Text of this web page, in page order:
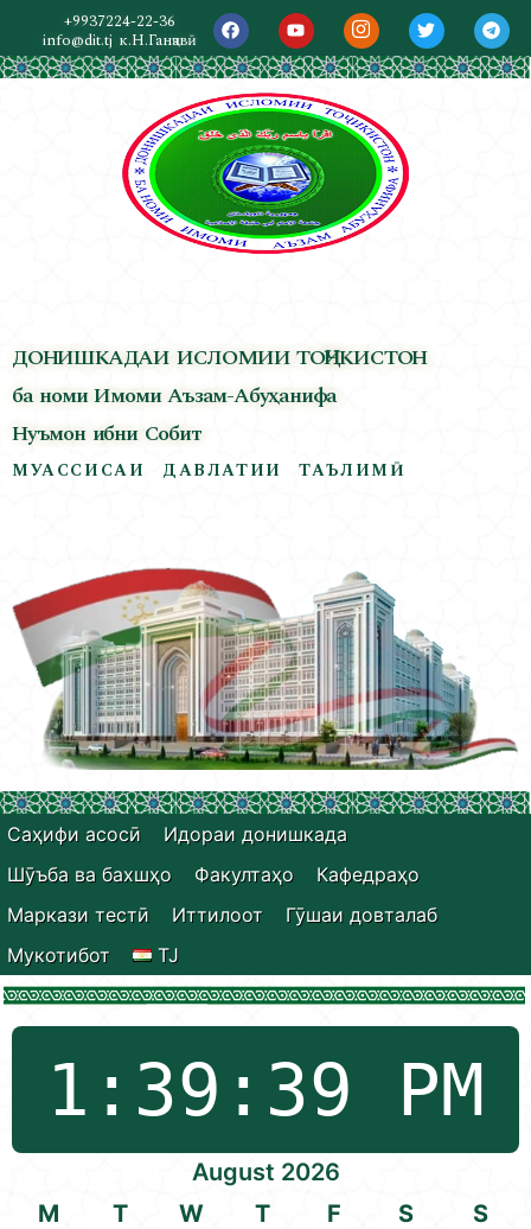
+9937224-22-36
info@dit.tj к.Н.Ганҷавӣ
ДОНИШКАДАИ ИСЛОМИИ ТОҶИКИСТОН
ба номи Имоми Аъзам-Абуҳанифа
Нуъмон ибни Собит
МУАССИСАИ ДАВЛАТИИ ТАЪЛИМӢ
Саҳифи асосӣ
Идораи донишкада
Шӯъба ва бахшҳо
Факултаҳо
Кафедраҳо
Маркази тестӣ
Иттилоот
Гӯшаи довталаб
Мукотибот
TJ
August 2026
M
T W T F S
S